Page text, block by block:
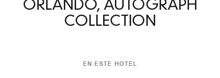
ORLANDO, AUTOGRAPH
COLLECTION
EN ESTE HOTEL